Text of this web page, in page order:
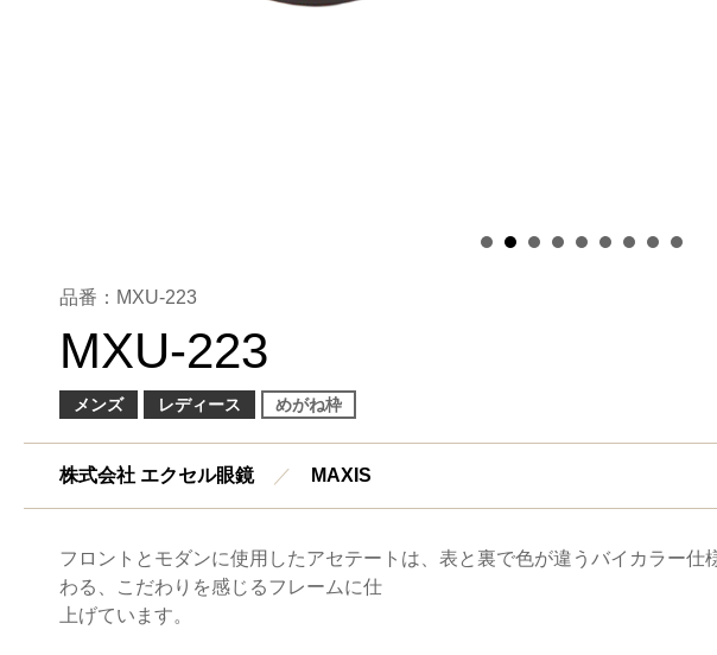
品番：MXU-223
MXU-223
メンズ レディース めがね枠
株式会社 エクセル眼鏡／ MAXIS
フロントとモダンに使用したアセテートは、表と裏で色が違うバイカラー
わる、こだわりを感じるフレームに仕
上げています。